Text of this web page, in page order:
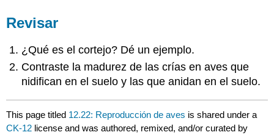
Revisar
¿Qué es el cortejo? Dé un ejemplo.
Contraste la madurez de las crías en aves que
nidifican en el suelo y las que anidan en el suelo.
This page titled 12.22: Reproducción de aves is shared under a
CK-12 license and was authored, remixed, and/or curated by